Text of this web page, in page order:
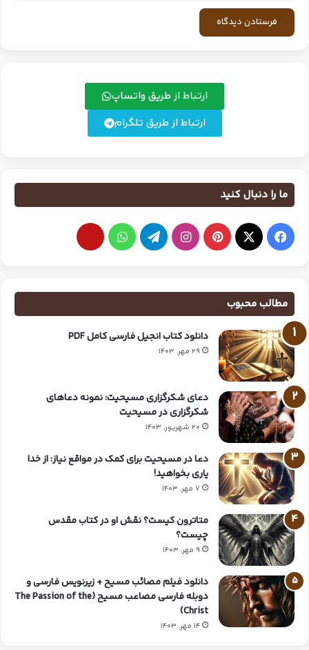
ارتباط از طریق واتساپ
ارتباط از طریق تلگرام
ما را دنبال کنید
مطالب محبوب
دانلود کتاب انجیل فارسی کامل PDF
29 مهر, 1403
دعای شکرگزاری مسیحیت: نمونه دعاهای
شکرگزاری در مسیحیت
20 شهریور, 1403
دعا در مسیحیت برای کمک در مواقع نیاز: از خدا
یاری بخواهید!
7 مهر, 1403
متاترون کیست؟ نقش او در کتاب مقدس
چیست؟
9 مهر, 1403
دانلود فیلم مصائب مسیح + زیرنویس فارسی و
دوبله فارسی مصاعب مسیح (The Passion of the
Christ)
14 مهر, 1403